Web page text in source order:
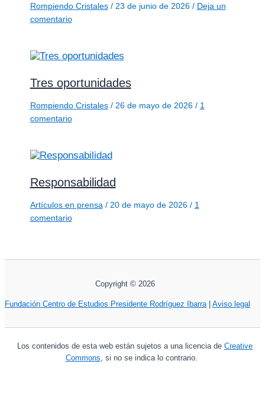
Rompiendo Cristales/ 23 de junio de 2026 / Deja un
comentario
Tres oportunidades
Rompiendo Cristales/ 26 de mayo de 2026 / 1
comentario
Responsabilidad
Artículos en prensa / 20 de mayo de 2026 / 1
comentario
Copyright © 2026
Fundación Centro de Estudios Presidente Rodríguez Ibarra| Aviso legal
Los contenidos de esta web están sujetos a una licencia de Creative
Commons, si no se indica lo contrario.